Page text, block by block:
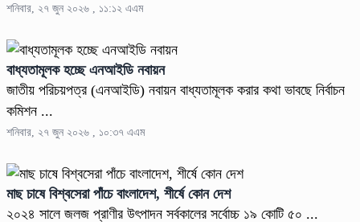
শনিবার, ২৭ জুন ২০২৬ , ১১:১২ এএম
বাধ্যতামূলক হচ্ছে এনআইডি নবায়ন
জাতীয় পরিচয়পত্র (এনআইডি) নবায়ন বাধ্যতামূলক করার কথা ভাবছে নির্বাচন
কমিশন ...
শনিবার, ২৭ জুন ২০২৬ , ১০:৩৭ এএম
মাছ চাষে বিশ্বসেরা পাঁচে বাংলাদেশ, শীর্ষে কোন দেশ
২০২৪ সালে জলজ প্রাণীর উৎপাদন সর্বকালের সর্বোচ্চ ১৯ কোটি ৫০ ...